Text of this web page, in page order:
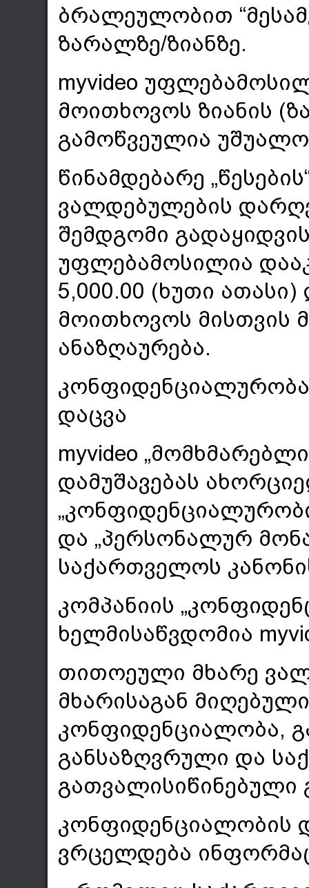
ბრალეულობით
ზარალზე/ზიანზე.
myvideo
მოითხოვოს ზიანის
გამოწვეულია
წინამდებარე
ვალდებულების
შემდგომი
უფლებამოსილია
5,000.00 (ხუთი
მოითხოვოს მისთვის
ანაზღაურება.
დაცვა
myvideo
დამუშავებას
და „პერსონალურ
საქართველოს
კომპანიის
ხელმისაწვდომია
თითოეული მხარე
მხარისაგან
კონფიდენციალობა,
განსაზღვრული და
გათვალისიწინებული
კონფიდენციალობის
ვრცელდება